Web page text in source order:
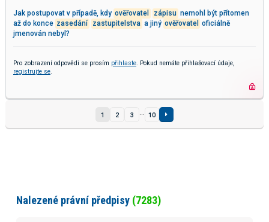
Jak postupovat v případě, kdy ověřovatel zápisu nemohl být přítomen
až do konce zasedání zastupitelstva a jiný ověřovatel oficiálně
jmenován nebyl?
Pro zobrazení odpovědi se prosím přihlaste. Pokud nemáte přihlašovací údaje,
registrujte se.
1 2 3 ... 10
Nalezené právní předpisy (7283)